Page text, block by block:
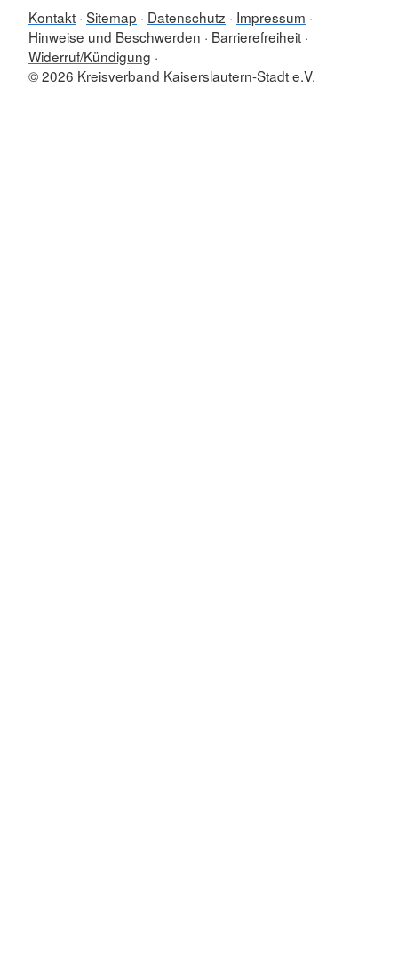
Kontakt Sitemap Datenschutz
Impressum
Hinweise und Beschwerden
Barrierefreiheit
Widerruf/Kündigung
© 2026 Kreisverband Kaiserslautern-Stadt e.V.